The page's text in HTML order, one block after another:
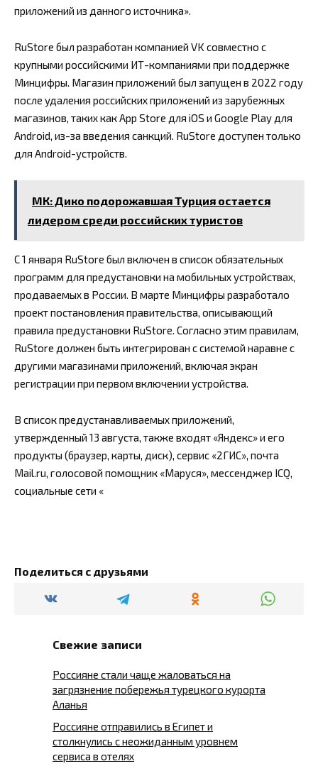
приложений из данного источника».
RuStore был разработан компанией VK совместно с
крупными российскими ИТ-компаниями при поддержке
Минцифры. Магазин приложений был запущен в 2022 году
после удаления российских приложений из зарубежных
магазинов, таких как App Store для iOS и Google Play для
Android, из-за введения санкций. RuStore доступен только
для Android-устройств.
МК: Дико подорожавшая Турция остается
лидером среди российских туристов
С 1 января RuStore был включен в список обязательных
программ для предустановки на мобильных устройствах,
продаваемых в России. В марте Минцифры разработало
проект постановления правительства, описывающий
правила предустановки RuStore. Согласно этим правилам,
RuStore должен быть интегрирован с системой наравне с
другими магазинами приложений, включая экран
регистрации при первом включении устройства.
В список предустанавливаемых приложений,
утвержденный 13 августа, также входят «Яндекс» и его
продукты (браузер, карты, диск), сервис «2ГИС», почта
Mail.ru, голосовой помощник «Маруся», мессенджер ICQ,
социальные сети «
Поделиться с друзьями
Свежие записи
Россияне стали чаще жаловаться на
загрязнение побережья турецкого курорта
Аланья
Россияне отправились в Египет и
столкнулись с неожиданным уровнем
сервиса в отелях